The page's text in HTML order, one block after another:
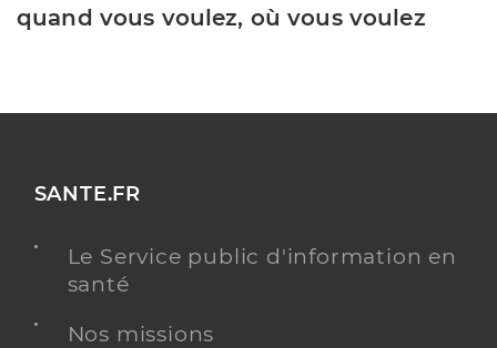
quand vous voulez, où vous voulez
SANTE.FR
Le Service public d'information en
santé
Nos missions